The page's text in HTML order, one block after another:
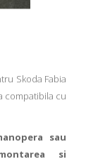
Skoda Fabia
compatibila cu
sau
si